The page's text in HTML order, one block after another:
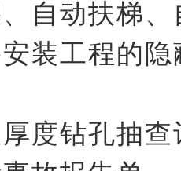
自动扶梯
装工程的
度钻孔抽查